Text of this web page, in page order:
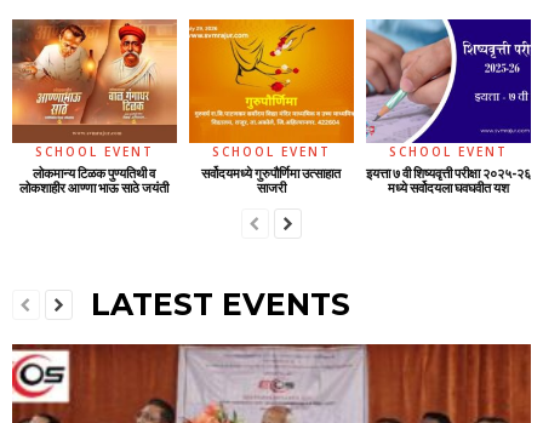
SCHOOL EVENT
लोकमान्य टिळक पुण्यतिथी व
लोकशाहीर आण्णा भाऊ साठे जयंती
SCHOOL EVENT
सर्वोदयमध्ये गुरुपौर्णिमा उत्साहात
साजरी
SCHOOL EVENT
इयत्ता ७ वी शिष्यवृत्ती परीक्षा २०२५-२६
मध्ये सर्वोदयला घवघवीत यश
LATEST EVENTS